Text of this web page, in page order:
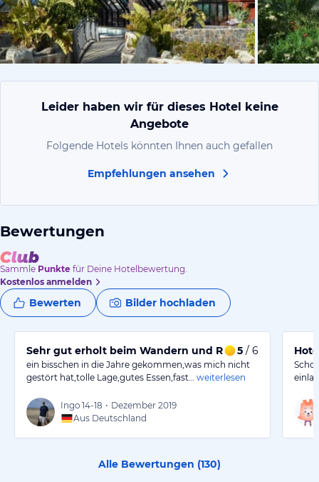
von
Leider haben wir für dieses Hotel keine
Angebote
Folgende Hotels könnten Ihnen auch gefallen
Empfehlungen ansehen
Bewertungen
Sammle Punkte für Deine Hotelbewertung.
Kostenlos anmelden
Bewerten Bilder hochladen
Sehr gut erholt beim Wandern und Relaxen
5 / 6
ein bisschen in die Jahre gekommen,was mich nicht
gestört hat,tolle Lage,gutes Essen,fast…
weiterlesen
Ingo 14-18 • Dezember 2019
Aus Deutschland
Alle Bewertungen (130)